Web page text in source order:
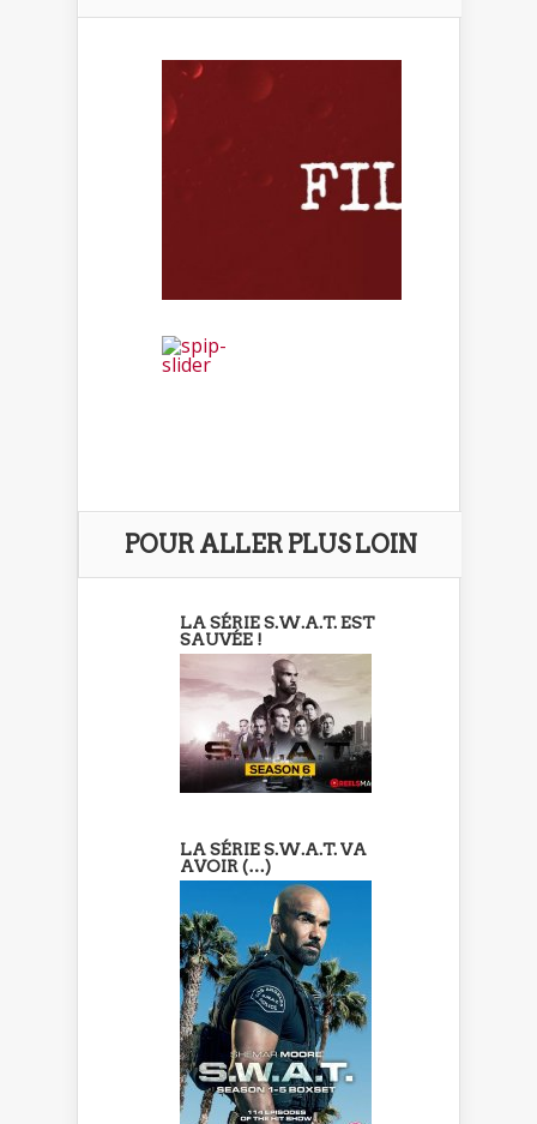
POUR ALLER PLUS LOIN
LA SÉRIE S.W.A.T. EST
SAUVÉE !
LA SÉRIE S.W.A.T. VA
AVOIR (…)